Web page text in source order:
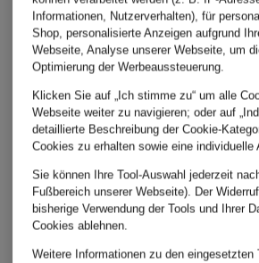
CODELLO
ERES
espadrij
l'originale
Informationen, Nutzerverhalten), für
Shop, personalisierte Anzeigen aufgrund
Webseite, Analyse unserer Webseite, um
Optimierung der Werbeaussteuerung.
Klicken Sie auf „Ich stimme zu“ um alle
Webseite weiter zu navigieren; oder auf
detaillierte Beschreibung der Cookie-
Cookies zu erhalten sowie eine individuelle
Sie können Ihre Tool-Auswahl jederzeit
Fußbereich unserer Webseite). Der
bisherige Verwendung der Tools und Ihrer
Cookies ablehnen.
Weitere Informationen zu den eingesetzten